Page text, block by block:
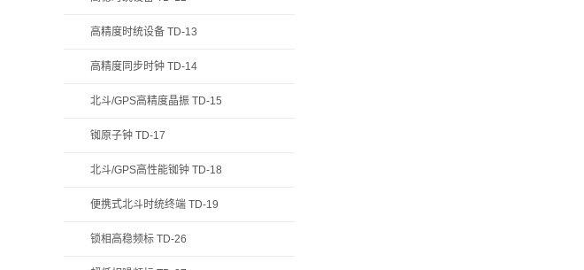
高精度时统设备 TD-13
高精度同步时钟 TD-14
北斗/GPS高精度晶振 TD-15
铷原子钟 TD-17
北斗/GPS高性能铷钟 TD-18
便携式北斗时统终端 TD-19
锁相高稳频标 TD-26